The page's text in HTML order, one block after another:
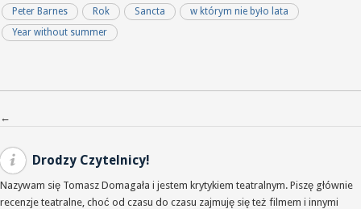
Peter Barnes
Rok Sancta
w którym nie było lata
Year without summer
Nawigacja po wpisach
←
Drodzy Czytelnicy!
Nazywam się Tomasz Domagała i jestem krytykiem teatralnym. Piszę głównie
recenzje teatralne, choć od czasu do czasu zajmuję się też filmem i innymi